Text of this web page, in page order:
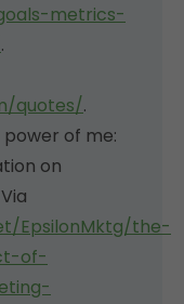
metrics-
.
quotes/.
power of me:
on
EpsilonMktg/the-
of-